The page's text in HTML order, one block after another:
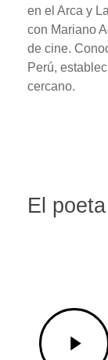
en el Arca y
con Mariano
de cine.
Perú,
cercano.
El
Play
Video